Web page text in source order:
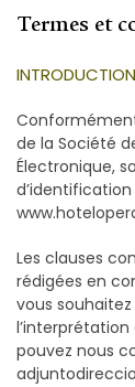
Termes et
INTRODUCTION
Conformément
de la Société
Électronique,
Les clauses
rédigées en
vous
pouvez nous